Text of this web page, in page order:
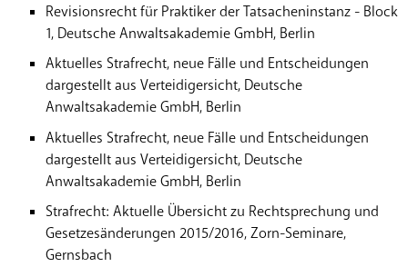
Revisionsrecht für Praktiker der Tatsacheninstanz - Block
1, Deutsche Anwaltsakademie GmbH, Berlin
Aktuelles Strafrecht, neue Fälle und Entscheidungen
dargestellt aus Verteidigersicht, Deutsche
Anwaltsakademie GmbH, Berlin
Aktuelles Strafrecht, neue Fälle und Entscheidungen
dargestellt aus Verteidigersicht, Deutsche
Anwaltsakademie GmbH, Berlin
Strafrecht: Aktuelle Übersicht zu Rechtsprechung und
Gesetzesänderungen 2015/2016, Zorn-Seminare,
Gernsbach